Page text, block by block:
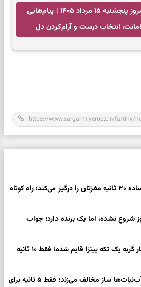
فال انبیا امروز پنجشنبه ۱۵ مرداد ۱۴۰۵ | پیام‌هایی
انتخاب درست و آرام‌کردن دل
بازی فکری | این عبارت ساده ۳۰ ثانیه مغزتان را درگیر می‌کند؛ راه کوتاه
شروع نشده، اما یک برنده دارد؛ جواب
بازی فکری | بین این چهار گربه یک تکه پیتزا قایم شده؛ فقط ۱۰ ثانیه
بازی فکری | یکی از این آب‌نبات‌ها ساز مخالف می‌زند؛ فقط ۵ ثانیه برای